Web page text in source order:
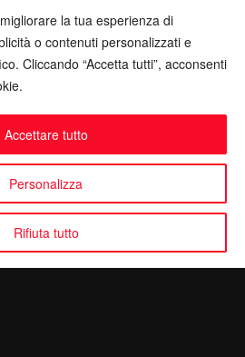
la tua esperienza di
o contenuti personalizzati e
Cliccando “Accetta tutti”, acconsenti
Personalizza
Rifiuta tutto
Accettare tutto